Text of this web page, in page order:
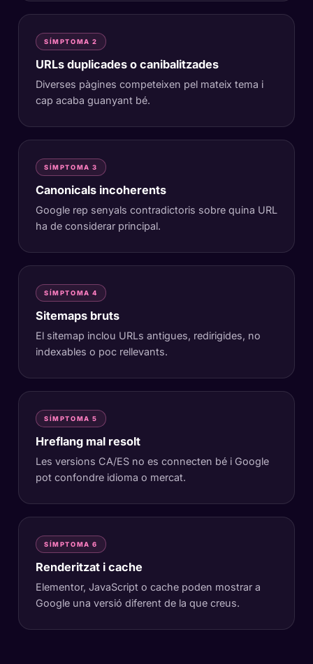
SÍMPTOMA 2
URLs duplicades o canibalitzades
Diverses pàgines competeixen pel mateix tema i
cap acaba guanyant bé.
SÍMPTOMA 3
Canonicals incoherents
Google rep senyals contradictoris sobre quina URL
ha de considerar principal.
SÍMPTOMA 4
Sitemaps bruts
El sitemap inclou URLs antigues, redirigides, no
indexables o poc rellevants.
SÍMPTOMA 5
Hreflang mal resolt
Les versions CA/ES no es connecten bé i Google
pot confondre idioma o mercat.
SÍMPTOMA 6
Renderitzat i cache
Elementor, JavaScript o cache poden mostrar a
Google una versió diferent de la que creus.